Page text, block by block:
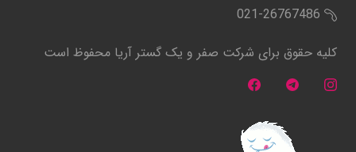
021-26767486
کلیه حقوق برای شرکت صفر و یک گستر آریا محفوظ است